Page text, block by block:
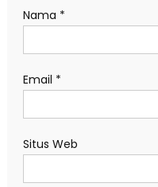
Nama *
Email *
Situs Web